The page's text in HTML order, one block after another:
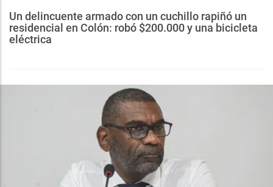
Un delincuente armado con un cuchillo rapiñó un
residencial en Colón: robó $200.000 y una bicicleta
eléctrica